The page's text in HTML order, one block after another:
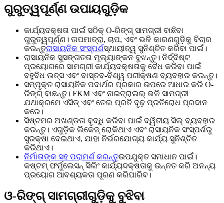
ଗୁରୁତ୍ୱପୂର୍ଣ୍ଣ ଉପାୟଗୁଡ଼ିକ
କାର୍ଯ୍ୟଦକ୍ଷତା ପାଇଁ ସଠିକ୍ O-ରିଙ୍ଗ୍ ସାମଗ୍ରୀ ବାଛିବା
ଗୁରୁତ୍ୱପୂର୍ଣ୍ଣ। ତାପମାତ୍ରା, ଚାପ, ଏବଂ ଭଳି କାରଣଗୁଡ଼ିକୁ ବିଚାର
କରନ୍ତୁରାସାୟନିକ ସଂସ୍ପର୍ଶସ୍ଥାୟୀତ୍ୱ ସୁନିଶ୍ଚିତ କରିବା ପାଇଁ।
ରାସାୟନିକ ସୁସଙ୍ଗତତା ମୂଲ୍ୟାଙ୍କନ ବୁଝନ୍ତୁ। ନିର୍ଦ୍ଦିଷ୍ଟ
ପ୍ରୟୋଗରେ ସାମଗ୍ରୀ କାର୍ଯ୍ୟଦକ୍ଷତାକୁ ବୈଧ କରିବା ପାଇଁ
ବହୁବିଧ ଉତ୍ସ ଏବଂ ବାସ୍ତବ-ବିଶ୍ୱ ପରୀକ୍ଷଣ ବ୍ୟବହାର କରନ୍ତୁ।
ସମ୍ପୃକ୍ତ ରାସାୟନିକ ପଦାର୍ଥର ପ୍ରକାର ଉପରେ ଆଧାର କରି O-
ରିଙ୍ଗ୍ ବାଛନ୍ତୁ। FKM ଏବଂ ନାଇଟ୍ରାଇଲ୍ ଭଳି ସାମଗ୍ରୀ
ଯଥାକ୍ରମେ ଏସିଡ୍ ଏବଂ ତେଲ ପ୍ରତି ଦୃଢ଼ ପ୍ରତିରୋଧ ପ୍ରଦାନ
କରେ।
ସିଷ୍ଟମର ଅଖଣ୍ଡତା ବୃଦ୍ଧି କରିବା ପାଇଁ ଦ୍ୱିତୀୟ ସିଲ୍ ବ୍ୟବହାର
କରନ୍ତୁ। ଏଗୁଡ଼ିକ ଲିକେଜ୍ ରୋକିଥାଏ ଏବଂ ରାସାୟନିକ ସଂସ୍ପର୍ଶରୁ
ସୁରକ୍ଷା ଦେଇଥାଏ, ଯାହା ନିର୍ଭରଯୋଗ୍ୟ କାର୍ଯ୍ୟ ସୁନିଶ୍ଚିତ
କରିଥାଏ।
ନିର୍ମାତାଙ୍କ ସହ ପରାମର୍ଶ କରନ୍ତୁଉପଯୁକ୍ତ ସମାଧାନ ପାଇଁ।
କଷ୍ଟମ୍ ଫର୍ମୁଲେସନ୍ ସିଲିଂ କାର୍ଯ୍ୟଦକ୍ଷତାକୁ ଉନ୍ନତ କରି ଅନନ୍ୟ
ପ୍ରୟୋଗ ଆବଶ୍ୟକତା ପୂରଣ କରିପାରିବ।
ଓ-ରିଙ୍ଗ୍ ସାମଗ୍ରୀଗୁଡ଼ିକୁ ବୁଝିବା